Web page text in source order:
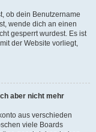
ob dein Benutzername
wende dich an einen
gesperrt wurdest. Es ist
der Website vorliegt,
aber nicht mehr
aus verschieden
viele Boards